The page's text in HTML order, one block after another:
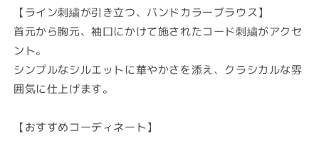
【ライン刺繍が引き立つ、バンドカラーブラウス】
首元から胸元、袖口にかけて施されたコード刺繍がアクセ
ント。
シンプルなシルエットに華やかさを添え、クラシカルな雰
囲気に仕上げます。
【おすすめコーディネート】